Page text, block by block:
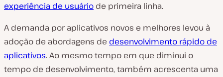
experiência de usuário de primeira linha.
A demanda por aplicativos novos e melhores levou à
adoção de abordagens de desenvolvimento rápido de
aplicativos. Ao mesmo tempo em que diminui o
tempo de desenvolvimento, também acrescenta uma